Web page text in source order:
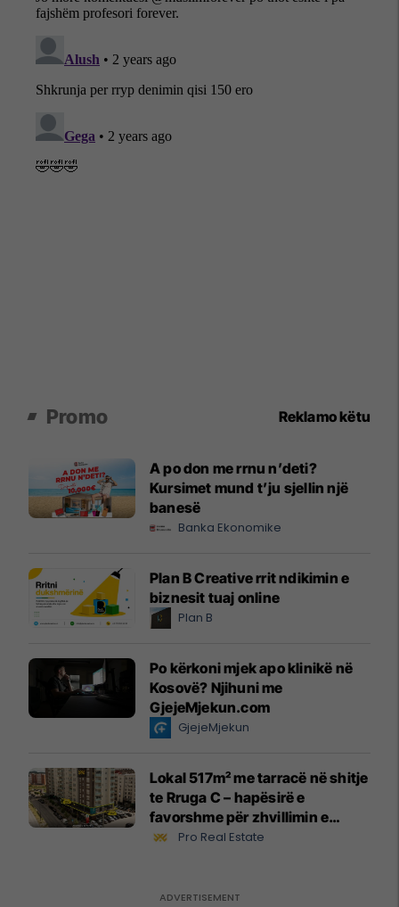
Promo Reklamo këtu
A po don me rrnu n’deti?
Kursimet mund t’ju sjellin një
banesë
Banka Ekonomike
Plan B Creative rrit ndikimin e
biznesit tuaj online
Plan B
Po kërkoni mjek apo klinikë në
Kosovë? Njihuni me
GjejeMjekun.com
GjejeMjekun
Lokal 517m² me tarracë në shitje
te Rruga C – hapësirë e
favorshme për zhvillimin e
biznesit #15796
Pro Real Estate